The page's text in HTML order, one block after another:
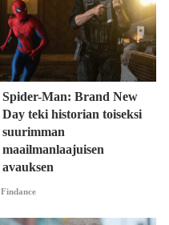
Spider-Man: Brand New
Day teki historian toiseksi
suurimman
maailmanlaajuisen
avauksen
Findance